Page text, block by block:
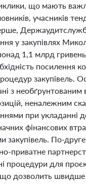
що мають
учасників
у закупівлях
1,1 млрд
посилення
закупівель.
з необґрунтованим
неналежним
при укладанні
фінансових
закупівель. По-
приватне
процедури для
дозволить швидше